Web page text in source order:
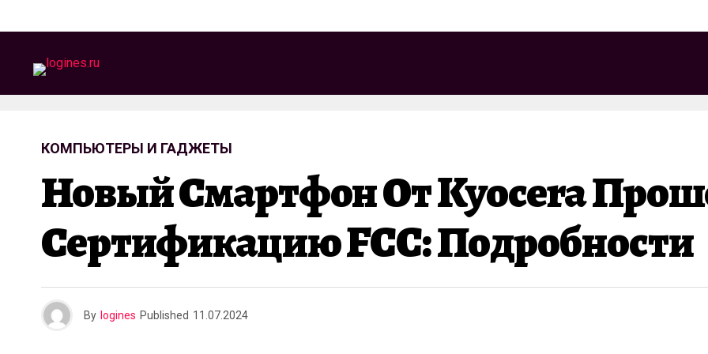
КОМПЬЮТЕРЫ И ГАДЖЕТЫ
Новый Смартфон От Kyocera
Сертификацию FCC: Подробности
By logines Published 11.07.2024